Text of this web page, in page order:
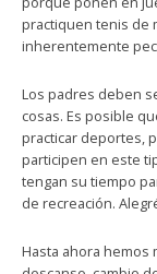
practiquen tenis de
inherentemente
Los padres deben
cosas. Es posible
practicar deportes,
participen en este
tengan su tiempo
de recreación.
Hasta ahora hemos